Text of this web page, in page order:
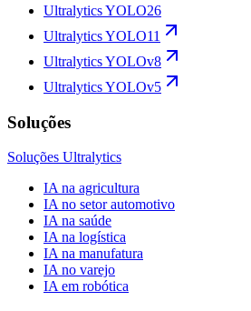
Ultralytics YOLO26
Ultralytics YOLO11
Ultralytics YOLOv8
Ultralytics YOLOv5
Soluções
Soluções Ultralytics
IA na agricultura
IA no setor automotivo
IA na saúde
IA na logística
IA na manufatura
IA no varejo
IA em robótica